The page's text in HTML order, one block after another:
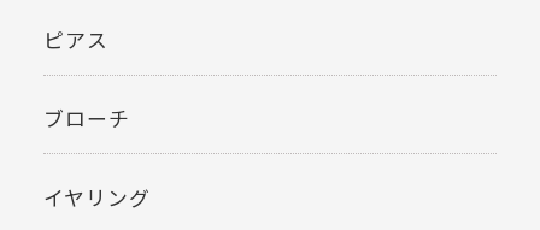
ピアス
ブローチ
イヤリング